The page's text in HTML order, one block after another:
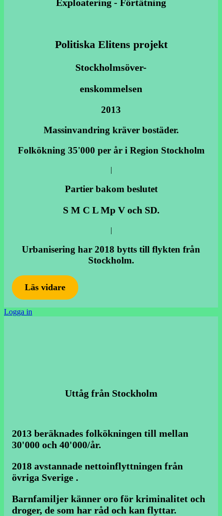
Exploatering - Förtätning
Politiska Elitens projekt
Stockholmsöver-
enskommelsen
2013
Massinvandring kräver bostäder.
Folkökning 35'000 per år i Region Stockholm
|
Partier bakom beslutet
S M C L Mp V och SD.
|
Urbanisering har 2018 bytts till flykten från
Stockholm.
Läs vidare
Logga in
Uttåg från Stockholm
2013 beräknades folkökningen till mellan
30'000 och 40'000/år.
2018 avstannade nettoinflyttningen från
övriga Sverige .
Barnfamiljer känner oro för kriminalitet och
droger, de som har råd och kan flyttar.